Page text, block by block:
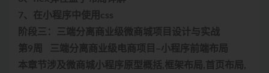
7、在小程序中使用css
阶段三：三端分离商业级微商城项目设计与实战
第9周 三端分离商业级电商项目–小程序前端布局
本章节涉及微商城小程序原型概括,框架布局,首页布局,